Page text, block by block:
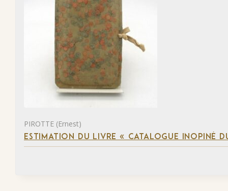
PIROTTE (Ernest)
ESTIMATION DU LIVRE « CATALOGUE INOPINÉ